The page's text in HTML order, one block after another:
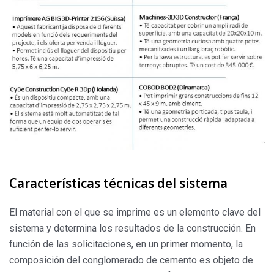
Características técnicas del sistema
El material con el que se imprime es un elemento clave del
sistema y determina los resultados de la construcción. En
función de las solicitaciones, en un primer momento, la
composición del conglomerado de cemento es objeto de